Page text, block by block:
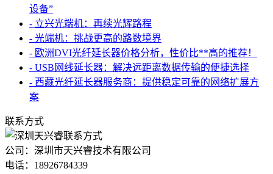
设备”
- 立兴光端机：再续光辉路程
- 光端机：挑战更高的路数境界
- 欧洲DVI光纤延长器价格分析，性价比**高的推荐！
- USB网线延长器：解决远距离数据传输的便捷选择
- 西藏光纤延长器服务商：提供稳定可靠的网络扩展方
案
联系方式
公司：深圳市天兴睿技术有限公司
电话：18926784339